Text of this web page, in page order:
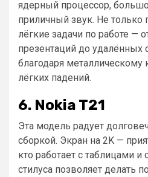
ядерный процессор,
приличный звук. Не только
лёгкие задачи по работе —
презентаций до удалённых
благодаря металлическому
лёгких падений.
6. Nokia T21
Эта модель радует
сборкой. Экран на 2K —
кто работает с таблицами
стилуса позволяет делать